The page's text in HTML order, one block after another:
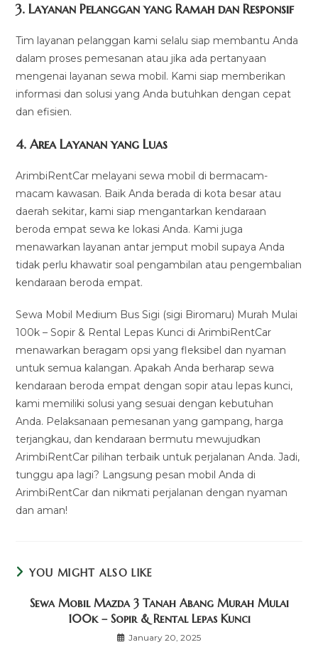
3.Layanan Pelanggan yang Ramah dan Responsif
Tim layanan pelanggan kami selalu siap membantu Anda
dalam proses pemesanan atau jika ada pertanyaan
mengenai layanan sewa mobil. Kami siap memberikan
informasi dan solusi yang Anda butuhkan dengan cepat
dan efisien.
4.Area Layanan yang Luas
ArimbiRentCar melayani sewa mobil di bermacam-
macam kawasan. Baik Anda berada di kota besar atau
daerah sekitar, kami siap mengantarkan kendaraan
beroda empat sewa ke lokasi Anda. Kami juga
menawarkan layanan antar jemput mobil supaya Anda
tidak perlu khawatir soal pengambilan atau pengembalian
kendaraan beroda empat.
Sewa Mobil Medium Bus Sigi (sigi Biromaru) Murah Mulai
100k – Sopir & Rental Lepas Kunci di ArimbiRentCar
menawarkan beragam opsi yang fleksibel dan nyaman
untuk semua kalangan. Apakah Anda berharap sewa
kendaraan beroda empat dengan sopir atau lepas kunci,
kami memiliki solusi yang sesuai dengan kebutuhan
Anda. Pelaksanaan pemesanan yang gampang, harga
terjangkau, dan kendaraan bermutu mewujudkan
ArimbiRentCar pilihan terbaik untuk perjalanan Anda. Jadi,
tunggu apa lagi? Langsung pesan mobil Anda di
ArimbiRentCar dan nikmati perjalanan dengan nyaman
dan aman!
YOU MIGHT ALSO LIKE
Sewa Mobil Mazda 3 Tanah Abang Murah Mulai
100k – Sopir & Rental Lepas Kunci
January 20, 2025